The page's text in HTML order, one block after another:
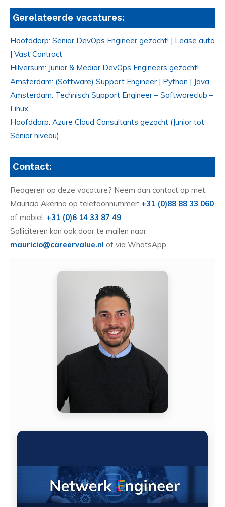
Gerelateerde vacatures:
Hoofddorp: Senior DevOps Engineer gezocht! | Lease auto
| Vast Contract
Hilversum: Junior & Medior DevOps Engineers gezocht!
Amsterdam: (Software) Support Engineer | Python | Java
Amsterdam: Technisch Support Engineer – Softwareclub –
Linux
Hoofddorp: Azure Cloud Consultants gezocht (Junior tot
Senior niveau)
Contact:
Reageren op deze vacature? Neem dan contact op met:
Mauricio Akerina op telefoonnummer: +31 (0)88 88 33 060
of mobiel: +31 (0)6 14 33 87 49.
Solliciteren kan ook door te mailen naar
mauricio@careervalue.nl of via WhatsApp.